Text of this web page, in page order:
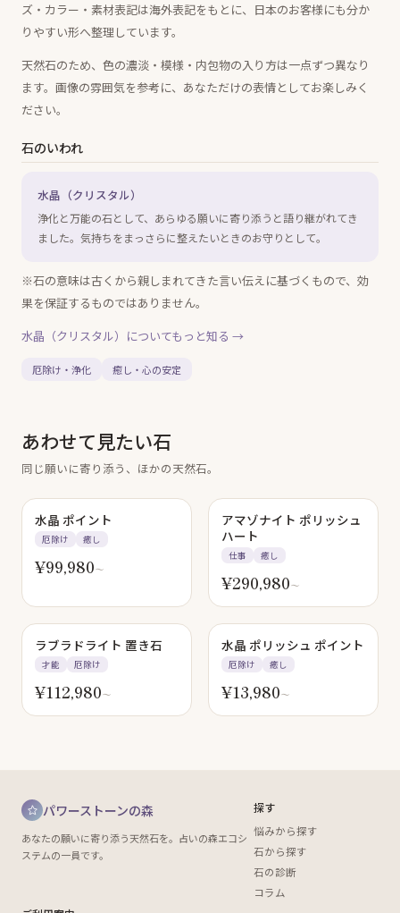
ズ・カラー・素材表記は海外表記をもとに、日本のお客様にも分か
りやすい形へ整理しています。
天然石のため、色の濃淡・模様・内包物の入り方は一点ずつ異なり
ます。画像の雰囲気を参考に、あなただけの表情としてお楽しみく
ださい。
石のいわれ
水晶（クリスタル）
浄化と万能の石として、あらゆる願いに寄り添うと語り継がれてき
ました。気持ちをまっさらに整えたいときのお守りとして。
※石の意味は古くから親しまれてきた言い伝えに基づくもので、効
果を保証するものではありません。
水晶（クリスタル） についてもっと知る →
厄除け・浄化 癒し・心の安定
あわせて見たい石
同じ願いに寄り添う、ほかの天然石。
水晶 ポイント
厄除け 癒し
¥99,980〜
アマゾナイト ポリッシュ
ハート
仕事 癒し
¥290,980〜
ラブラドライト 置き石
才能 厄除け
¥112,980〜
水晶 ポリッシュ ポイント
厄除け 癒し
¥13,980〜
パワーストーンの森
あなたの願いに寄り添う天然石を。占いの森エコシ
ステムの一員です。
探す
悩みから探す
石から探す
石の診断
コラム